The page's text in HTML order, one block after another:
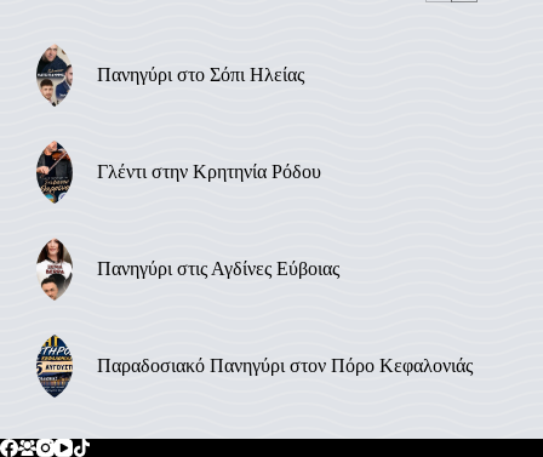
Πανηγύρι στο Σόπι Ηλείας
Γλέντι στην Κρητηνία Ρόδου
Πανηγύρι στις Αγδίνες Εύβοιας
Παραδοσιακό Πανηγύρι στον Πόρο Κεφαλονιάς